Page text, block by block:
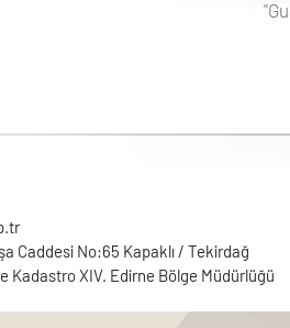
Caddesi No:65 Kapaklı / Tekirdağ
Kadastro XIV. Edirne Bölge Müdürlüğü